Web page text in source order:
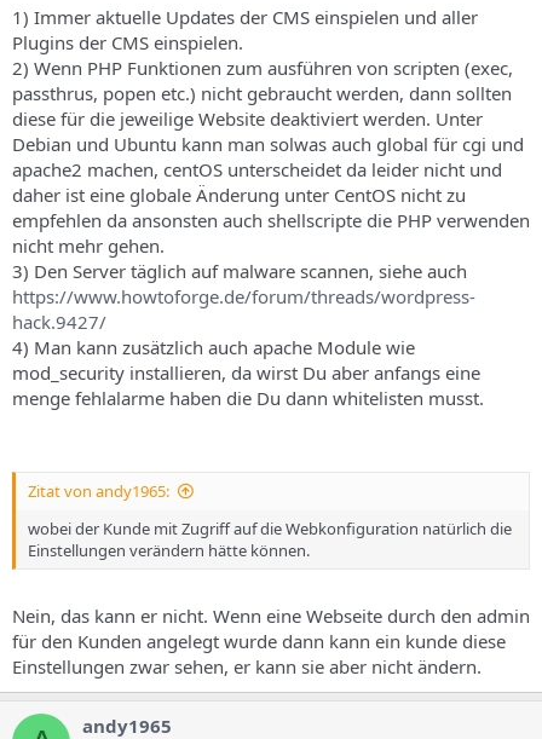
1) Immer aktuelle Updates der CMS einspielen und aller
Plugins der CMS einspielen.
2) Wenn PHP Funktionen zum ausführen von scripten (exec,
passthrus, popen etc.) nicht gebraucht werden, dann sollten
diese für die jeweilige Website deaktiviert werden. Unter
Debian und Ubuntu kann man solwas auch global für cgi und
apache2 machen, centOS unterscheidet da leider nicht und
daher ist eine globale Änderung unter CentOS nicht zu
empfehlen da ansonsten auch shellscripte die PHP verwenden
nicht mehr gehen.
3) Den Server täglich auf malware scannen, siehe auch
https://www.howtoforge.de/forum/threads/wordpress-
hack.9427/
4) Man kann zusätzlich auch apache Module wie
mod_security installieren, da wirst Du aber anfangs eine
menge fehlalarme haben die Du dann whitelisten musst.
Zitat von andy1965:
wobei der Kunde mit Zugriff auf die Webkonfiguration natürlich die
Einstellungen verändern hätte können.
Nein, das kann er nicht. Wenn eine Webseite durch den admin
für den Kunden angelegt wurde dann kann ein kunde diese
Einstellungen zwar sehen, er kann sie aber nicht ändern.
andy1965